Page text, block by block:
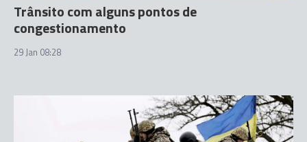
Trânsito com alguns pontos de
congestionamento
29 Jan 08:28